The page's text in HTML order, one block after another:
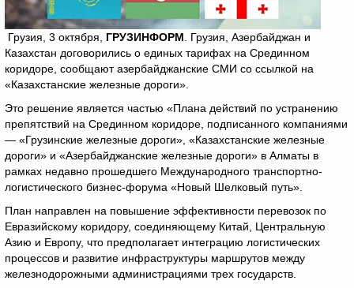
Грузия, 3 октября, ГРУЗИНФОРМ . Грузия, Азербайджан и
Казахстан договорились о единых тарифах на Срединном
коридоре, сообщают азербайджанские СМИ со ссылкой на
«Казахстанские железные дороги».
Это решение является частью «Плана действий по устранению
препятствий на Срединном коридоре, подписанного компаниями
— «Грузинские железные дороги», «Казахстанские железные
дороги» и «Азербайджанские железные дороги» в Алматы в
рамках недавно прошедшего Международного транспортно-
логистического бизнес-форума «Новый Шелковый путь».
План направлен на повышение эффективности перевозок по
Евразийскому коридору, соединяющему Китай, Центральную
Азию и Европу, что предполагает интеграцию логистических
процессов и развитие инфраструктуры маршрутов между
железнодорожными администрациями трех государств.